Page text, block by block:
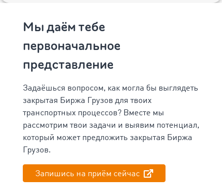
Мы даём тебе
первоначальное
представление
Задаёшься вопросом, как могла бы выглядеть
закрытая Биржа Грузов для твоих
транспортных процессов? Вместе мы
рассмотрим твои задачи и выявим потенциал,
который может предложить закрытая Биржа
Грузов.
Запишись на приём сейчас